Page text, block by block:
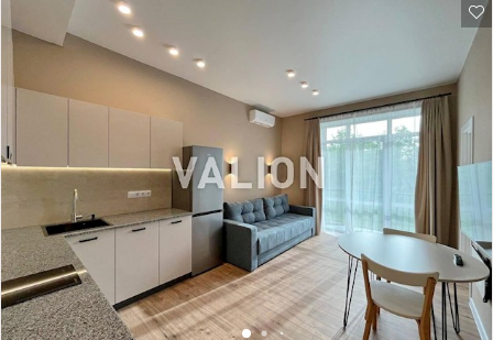
Розташована на 1 поверсі 5-поверхового утепленого будинку. За
рахунок того що є цокольний поверх, знаходиться високо над
землею і є теплою. Загальна площа 44,3 кв.м. Комплекс із
закритою територією, камерами відеоспостереження, з
великим паркінгом. Знаходиться серед парків та скверу. Поруч із
ЖК знаходяться: дитячий садок, навчальні заклади, спортивний
коплекс, магазини, кафе, банкомати, салони, аптеки, нова
пошта. Зупинки громадського транспорту та міської електрички .
До метро Сирець 5-10 хвилин пішки. Великий досвід допомоги
при купівлі квартир за державними програмами, безготівковий
розрахунок 1) Держмолодь, Єоселя (Є-оселя), Євідновлення,
Сертифікат 2) Житло для ВПО та військових (постанова 280 та
інше) Ціна 96 600 у.о. Без комісії для покупця. Телефонуйте.
Записуйтесь на перегляд. Олександр Зайцев 0990100903,
0972910726 valion.ua/1152234